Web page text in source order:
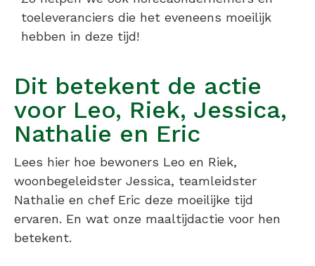
toeleveranciers die het eveneens moeilijk
hebben in deze tijd!
Dit betekent de actie
voor Leo, Riek, Jessica,
Nathalie en Eric
Lees hier hoe bewoners Leo en Riek,
woonbegeleidster Jessica, teamleidster
Nathalie en chef Eric deze moeilijke tijd
ervaren. En wat onze maaltijdactie voor hen
betekent.